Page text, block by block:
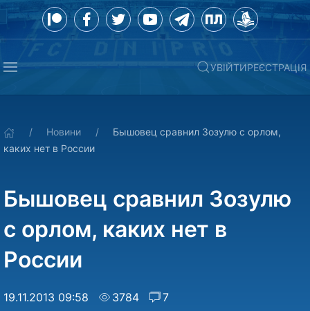
УВІЙТИРЕЄСТРАЦІЯ
Новини
Бышовец сравнил Зозулю с орлом,
каких нет в России
Бышовец сравнил Зозулю
с орлом, каких нет в
России
19.11.2013 09:58 3784 7